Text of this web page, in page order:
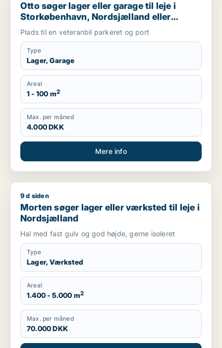
Otto søger lager eller garage til leje i
Storkøbenhavn, Nordsjælland eller
Region Sjælland
Plads til en veteranbil parkeret og port
Type
Lager, Garage
Areal
1 - 100 m2
Max. per måned
4.000 DKK
Mere info
Morten søger lager eller værksted til leje i Nordsjælland
9 d siden
Morten søger lager eller værksted til leje i
Nordsjælland
Hal med fast gulv og god højde, gerne isoleret
Type
Lager, Værksted
Areal
1.400 - 5.000 m2
Max. per måned
70.000 DKK